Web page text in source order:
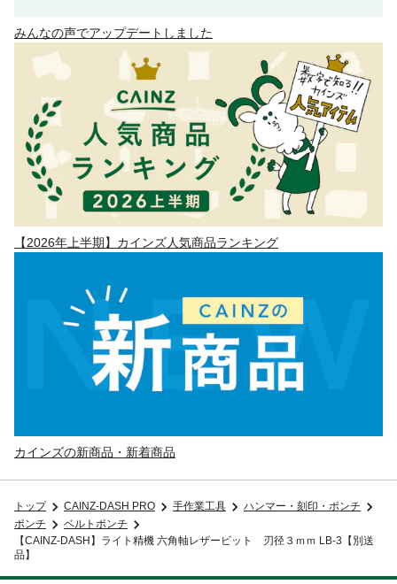
みんなの声でアップデートしました
【2026年上半期】カインズ人気商品ランキング
カインズの新商品・新着商品
トップ CAINZ-DASH PRO 手作業工具
ハンマー・刻印・ポンチ
ポンチ
ベルトポンチ
【CAINZ-DASH】ライト精機 六角軸レザービット 刃径３ｍｍ LB-3【別送
品】